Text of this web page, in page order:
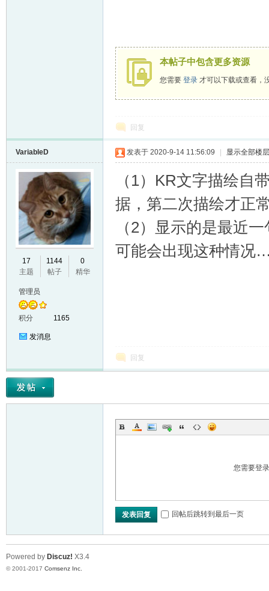
本帖子中包含更多资源
您需要 登录才可以下载或查看，
回复
VariableD
17
主题
1144
帖子
0
精华
管理员
积分 1165
发消息
发表于 2020-9-14 11:56:09 显示全部楼层
（1）KR文字描绘自
据，第二次描绘才正
（2）显示的是最近
可能会出现这种情
回复
您需要登
发表回复 回帖后跳转到最后一页
Powered by Discuz! X3.4
© 2001-2017 Comsenz Inc.